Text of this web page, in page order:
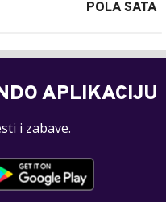
POLA SATA
APLIKACIJU
i zabave.